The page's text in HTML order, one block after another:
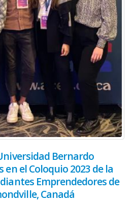
Bernardo
en el Coloquio 2023 de la
Emprendedores de
Canadá